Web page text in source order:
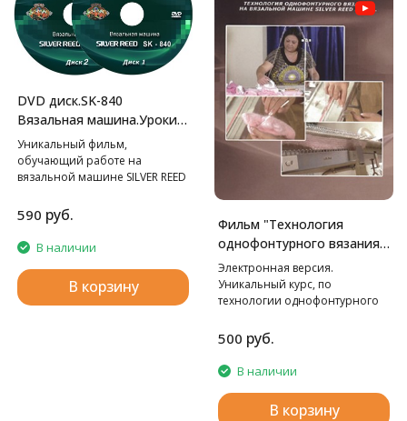
DVD диск.SK-840
Вязальная машина.Уроки
мастерства.
Уникальный фильм,
обучающий работе на
вязальной машине SILVER REED
590 руб.
В наличии
В корзину
Фильм "Технология
однофонтурного вязания
на вязальной машине LK-
150. Уроки мастерства."
Электронная версия.
Уникальный курс, по
технологии однофонтурного
500 руб.
В наличии
В корзину